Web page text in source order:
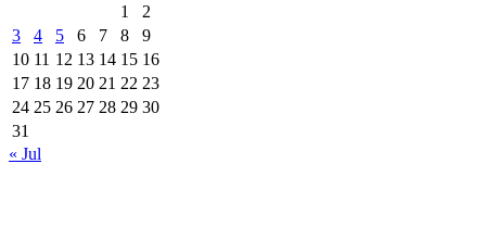
1
2
3
4 5 6 7 8
9
10 11 12 13 14 15 16
17 18 19 20 21 22 23
24 25 26 27 28 29 30
31
« Jul